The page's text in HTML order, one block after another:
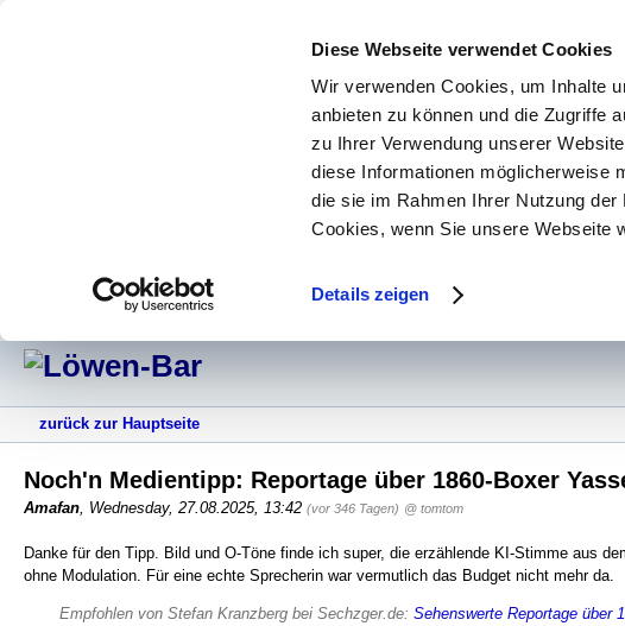
Diese Webseite verwendet Cookies
Wir verwenden Cookies, um Inhalte
anbieten zu können und die Zugriffe
zu Ihrer Verwendung unserer
diese Informationen möglicherweise
die sie im Rahmen Ihrer Nutzung
Cookies, wenn Sie unsere Webseite
Details zeigen
zurück zur Hauptseite
Noch'n Medientipp: Reportage über 1860-Boxer
Amafan, Wednesday, 27.08.2025, 13:42 (vor 346 Tagen) @ tomtom
Danke für den Tipp. Bild und O-Töne finde ich super, die erzählende KI-Stimme aus
ohne Modulation. Für eine echte Sprecherin war vermutlich das Budget nicht mehr da.
Empfohlen von Stefan Kranzberg bei Sechzger.de: Sehenswerte Reportage über